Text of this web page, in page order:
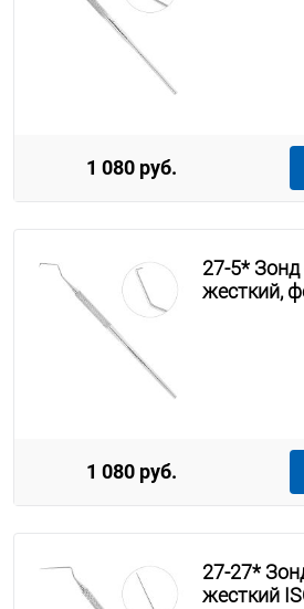
1 080 руб.
27-5*
жесткий,
1 080 руб.
27-27*
жесткий